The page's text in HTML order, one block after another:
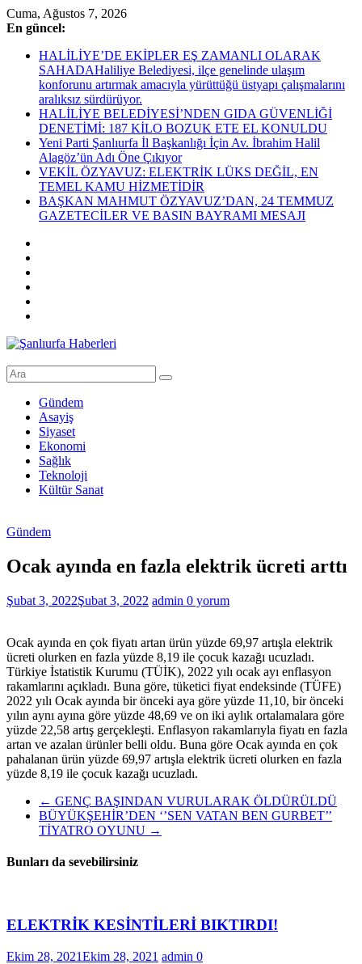
Skip
to
Cuma, Ağustos 7, 2026
En güncel:
HALİLİYE’DE EKİPLER EŞ ZAMANLI OLARAK
SAHADAHaliliye Belediyesi, ilçe genelinde ulaşım
konforunu artırmak amacıyla yürüttüğü üstyapı çalışmalarını
aralıksız sürdürüyor.
HALİLİYE BELEDİYESİ’NDEN GIDA GÜVENLİĞİ
DENETİMİ: 187 KİLO BOZUK ETE EL KONULDU
Yeni Parti Şanlıurfa İl Başkanlığı İçin Av. İbrahim Halil
Alagöz’ün Adı Öne Çıkıyor
VEKİL ÖZYAVUZ: ELEKTRİK LÜKS DEĞİL, EN
TEMEL KAMU HİZMETİDİR
BAŞKAN MAHMUT ÖZYAVUZ’DAN, 24 TEMMUZ
GAZETECİLER VE BASIN BAYRAMI MESAJI
Şanlıurfa
Dakika
Şanlıurfa
Haberleri
Gündem
Asayiş
Siyaset
Ekonomi
Sağlık
Teknoloji
Kültür Sanat
Gündem
Ocak ayında en fazla elektrik ücreti arttı
Şubat 3, 2022Şubat 3, 2022 admin 0 yorum
Ocak ayında en çok fiyatı artan ürün yüzde 69,97 artışla elektrik
ücreti olurken en fazla yüzde 8,19 ile çocuk kazağı ucuzladı.
Türkiye İstatistik Kurumu (TÜİK), 2022 yılı ocak ayı enflasyon
rakamlarını açıkladı. Buna göre, tüketici fiyat endeksinde (TÜFE)
2022 yılı Ocak ayında bir önceki aya göre yüzde 11,10, bir önceki
yılın aynı ayına göre yüzde 48,69 ve on iki aylık ortalamalara göre
yüzde 22,58 artış gerçekleşti. Enflasyon rakamlarıyla fiyatı en fazla
artan ve azalan ürünler belli oldu. Buna göre Ocak ayında en çok
pahalanan ürün yüzde 69,97 artışla elektrik ücreti olurken en fazla
yüzde 8,19 ile çocuk kazağı ucuzladı.
← GENÇ BAŞINDAN VURULARAK ÖLDÜRÜLDÜ
BÜYÜKŞEHİR’DEN ‘’SEN VATAN BEN GURBET’’
TİYATRO OYUNU →
Bunları da sevebilirsiniz
ELEKTRİK KESİNTİLERİ BIKTIRDI!
Ekim 28, 2021Ekim 28, 2021 admin 0